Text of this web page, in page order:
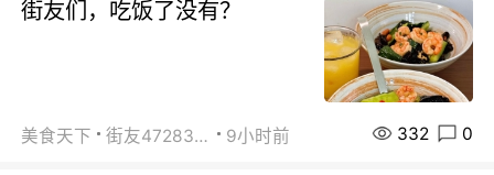
街友们，吃饭了没有？
美食天下 街友472838572 9小时前 332 0